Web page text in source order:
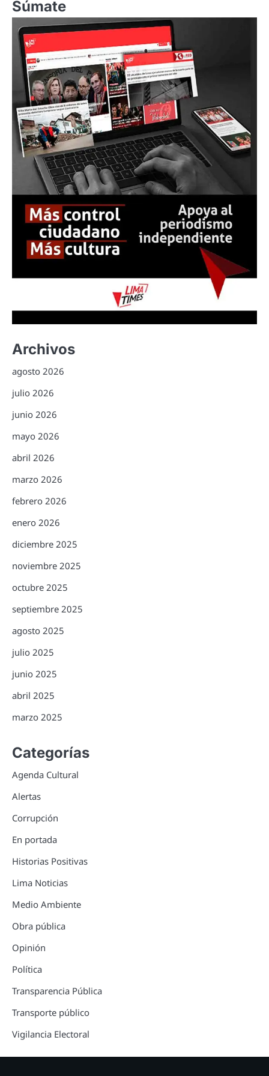
Súmate
Archivos
agosto 2026
julio 2026
junio 2026
mayo 2026
abril 2026
marzo 2026
febrero 2026
enero 2026
diciembre 2025
noviembre 2025
octubre 2025
septiembre 2025
agosto 2025
julio 2025
junio 2025
abril 2025
marzo 2025
Categorías
Agenda Cultural
Alertas
Corrupción
En portada
Historias Positivas
Lima Noticias
Medio Ambiente
Obra pública
Opinión
Política
Transparencia Pública
Transporte público
Vigilancia Electoral